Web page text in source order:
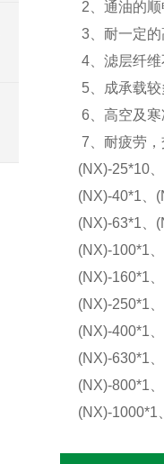
2、通油的
3、耐一定
4、滤层纤
5、成承载
6、高空及
7、耐疲劳
(NX)-25*10
(NX)-40*1、
(NX)-63*1、
(NX)-100*1
(NX)-160*1
(NX)-250*1
(NX)-400*1
(NX)-630*1
(NX)-800*1
(NX)-1000*1